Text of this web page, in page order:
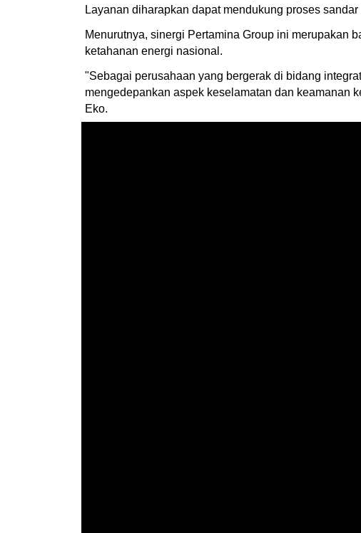
Layanan diharapkan dapat mendukung proses
Menurutnya, sinergi Pertamina Group ini merupakan
ketahanan energi nasional.
"Sebagai perusahaan yang bergerak di bidang
mengedepankan aspek keselamatan dan keamanan
Eko.